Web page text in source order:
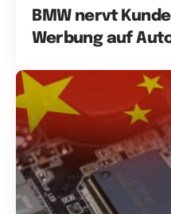
BMW nervt
Werbung auf